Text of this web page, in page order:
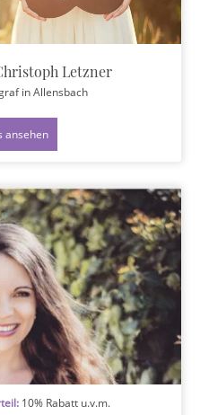
Letzner
in Allensbach
ansehen
10% Rabatt u.v.m.